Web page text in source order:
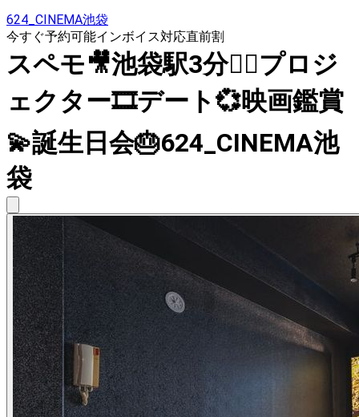
624_CINEMA池袋
今すぐ予約可能インボイス対応直前割
スペモ🎥池袋駅3分🚶‍♀️プロジ
ェクター🎞デート💞映画鑑賞
💫誕生日会🎂624_CINEMA池
袋